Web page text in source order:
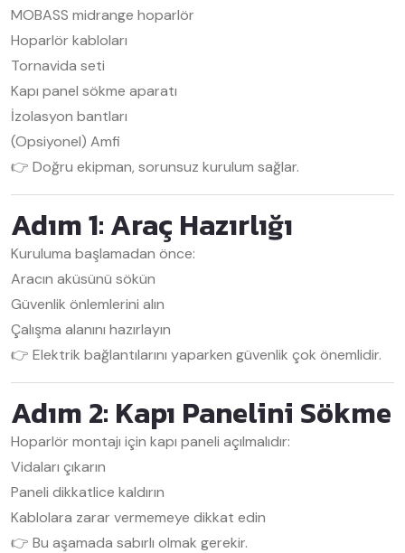
MOBASS midrange hoparlör
Hoparlör kabloları
Tornavida seti
Kapı panel sökme aparatı
İzolasyon bantları
(Opsiyonel) Amfi
👉 Doğru ekipman, sorunsuz kurulum sağlar.
Adım 1: Araç Hazırlığı
Kuruluma başlamadan önce:
Aracın aküsünü sökün
Güvenlik önlemlerini alın
Çalışma alanını hazırlayın
👉 Elektrik bağlantılarını yaparken güvenlik çok önemlidir.
Adım 2: Kapı Panelini Sökme
Hoparlör montajı için kapı paneli açılmalıdır:
Vidaları çıkarın
Paneli dikkatlice kaldırın
Kablolara zarar vermemeye dikkat edin
👉 Bu aşamada sabırlı olmak gerekir.